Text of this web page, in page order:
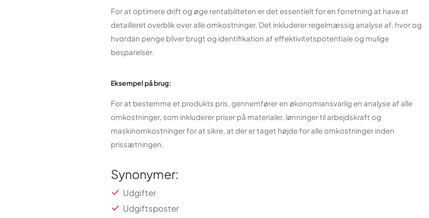
For at optimere drift og øge rentabiliteten er det essentielt for en forretning at have et
detailleret overblik over alle omkostninger. Det inkluderer regelmæssig analyse af, hvor og
hvordan penge bliver brugt og identifikation af effektivitetspotentiale og mulige
besparelser.
Eksempel på brug:
For at bestemme et produkts pris, gennemfører en økonomiansvarlig en analyse af alle
omkostninger, som inkluderer priser på materialer, lønninger til arbejdskraft og
maskinomkostninger for at sikre, at der er taget højde for alle omkostninger inden
prissætningen.
Synonymer:
Udgifter
Udgiftsposter